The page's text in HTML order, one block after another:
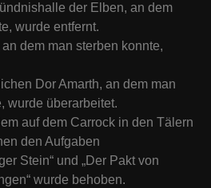
der Elben, an dem
wurde entfernt.
dem man sterben konnte,
Dor Amarth, an dem man
wurde überarbeitet.
auf dem Carrock in den Tälern
den Aufgaben
Stein“ und „Der Pakt von
wurde behoben.